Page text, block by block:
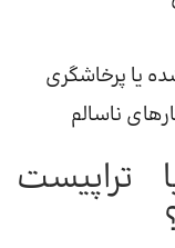
یا پرخاشگری
ناسالم
تراپیست